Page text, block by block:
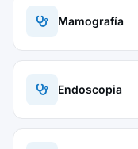
Mamografía
Endoscopia